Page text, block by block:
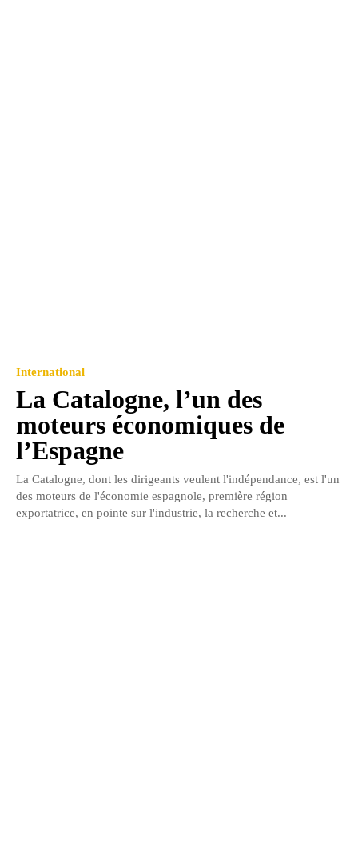
International
La Catalogne, l’un des
moteurs économiques de
l’Espagne
La Catalogne, dont les dirigeants veulent l'indépendance, est l'un
des moteurs de l'économie espagnole, première région
exportatrice, en pointe sur l'industrie, la recherche et...